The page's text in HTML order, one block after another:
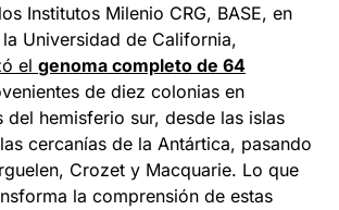
Institutos Milenio CRG, BASE, en
Universidad de California,
el genoma completo de 64
de diez colonias en
del hemisferio sur, desde las islas
cercanías de la Antártica, pasando
Crozet y Macquarie. Lo que
la comprensión de estas